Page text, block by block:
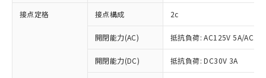
接点定格 接点構成 2c
開閉能力(AC) 抵抗負荷: AC125V 5A/
開閉能力(DC) 抵抗負荷: DC30V 3A